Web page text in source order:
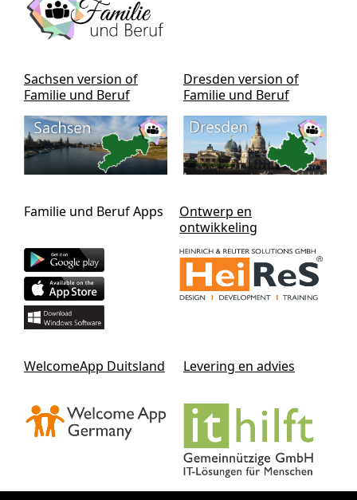
Sachsen version of
Familie und Beruf
Dresden version of
Familie und Beruf
Familie und Beruf Apps
Ontwerp en
ontwikkeling
WelcomeApp Duitsland Levering en advies